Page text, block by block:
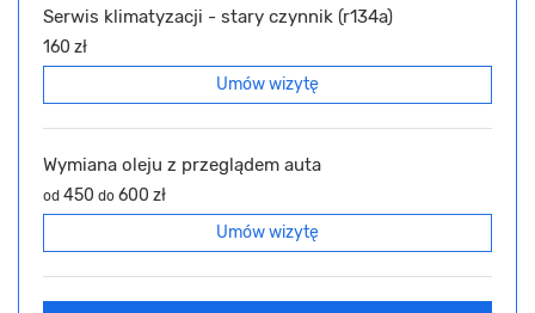
Serwis klimatyzacji - stary czynnik (r134a)
160 zł
Umów wizytę
Wymiana oleju z przeglądem auta
od 450 do 600 zł
Umów wizytę